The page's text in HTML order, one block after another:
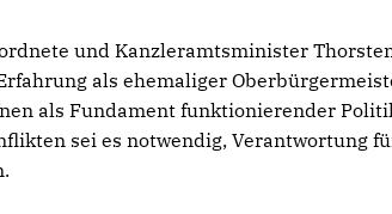
und Kanzleramtsminister
als ehemaliger
als Fundament funktionierender
sei es notwendig, Verantwortung